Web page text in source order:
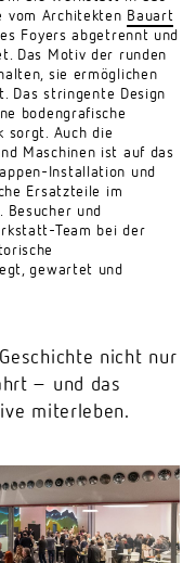
vom Architekten Bauart
Foyers abgetrennt und
Das Motiv der runden
sie ermöglichen
Das stringente Design
bodengrafische
sorgt. Auch die
Maschinen ist auf das
Installation und
Ersatzteile im
Besucher und
Team bei der
gewartet und
nicht nur
– und das
miterleben.